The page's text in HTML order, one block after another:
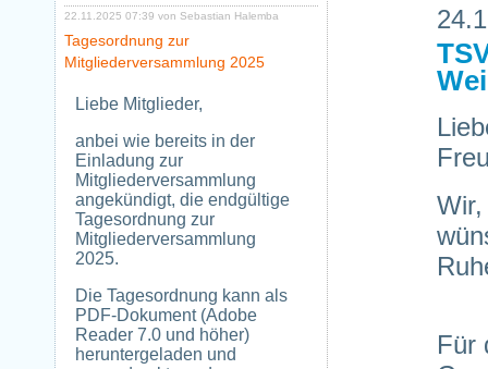
22.11.2025 07:39 von Sebastian Halemba
Tagesordnung zur
Mitgliederversammlung 2025
Liebe Mitglieder,
anbei wie bereits in der
Einladung zur
Mitgliederversammlung
angekündigt, die endgültige
Tagesordnung zur
Mitgliederversammlung
2025.
Die Tagesordnung kann als
PDF-Dokument (Adobe
Reader 7.0 und höher)
heruntergeladen und
Für